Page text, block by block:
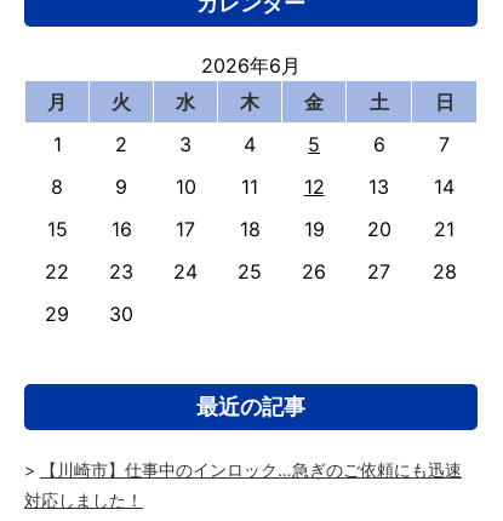
2026年6月
月
火 水 木 金 土
日
1
2 3 4 5 6
7
8
9 10 11 12 13
14
15
16 17 18 19 20
21
22
23 24 25 26 27
28
29
30
最近の記事
【川崎市】仕事中のインロック…急ぎのご依頼にも迅速
対応しました！